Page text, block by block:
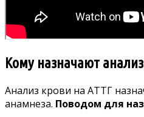
Кому назначают анализ
Анализ крови на АТТГ
анамнеза. Поводом для